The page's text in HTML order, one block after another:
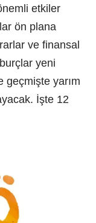
etkiler
ön plana
ve finansal
yeni
geçmişte yarım
İşte 12